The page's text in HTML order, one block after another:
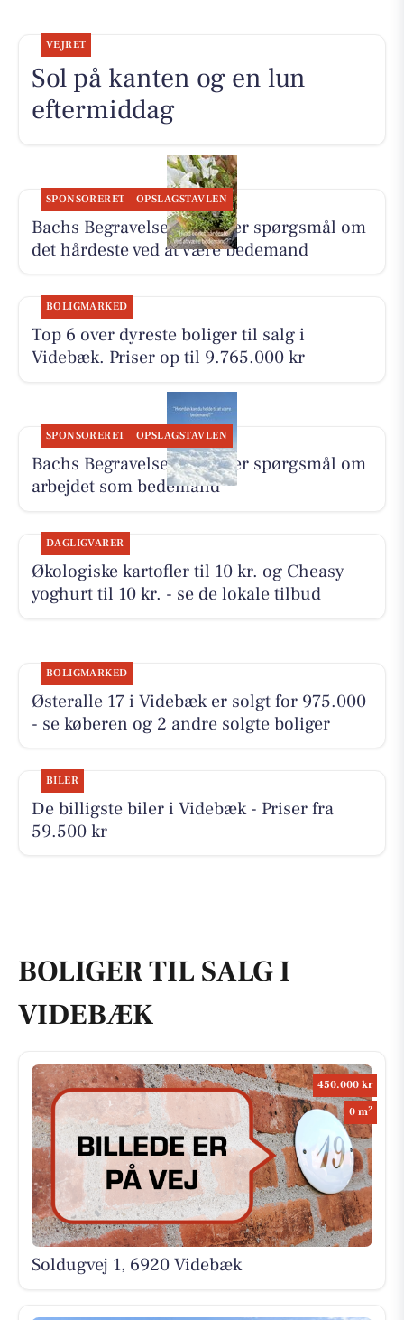
VEJRET
Sol på kanten og en lun
eftermiddag
SPONSORERET OPSLAGSTAVLEN
Bachs Begravelser besvarer spørgsmål om
det hårdeste ved at være bedemand
BOLIGMARKED
Top 6 over dyreste boliger til salg i
Videbæk. Priser op til 9.765.000 kr
SPONSORERET OPSLAGSTAVLEN
Bachs Begravelser besvarer spørgsmål om
arbejdet som bedemand
DAGLIGVARER
Økologiske kartofler til 10 kr. og Cheasy
yoghurt til 10 kr. - se de lokale tilbud
BOLIGMARKED
Østeralle 17 i Videbæk er solgt for 975.000
- se køberen og 2 andre solgte boliger
BILER
De billigste biler i Videbæk - Priser fra
59.500 kr
BOLIGER TIL SALG I
VIDEBÆK
450.000 kr
0 m2
Soldugvej 1, 6920 Videbæk